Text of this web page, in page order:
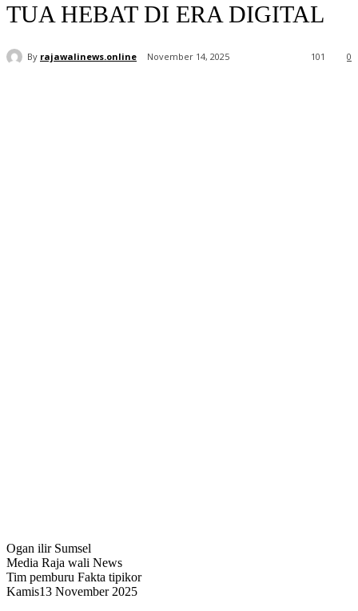
TUA HEBAT DI ERA DIGITAL
By rajawalinews.online November 14, 2025 0
101
Ogan ilir Sumsel
Media Raja wali News
Tim pemburu Fakta tipikor
Kamis13 November 2025